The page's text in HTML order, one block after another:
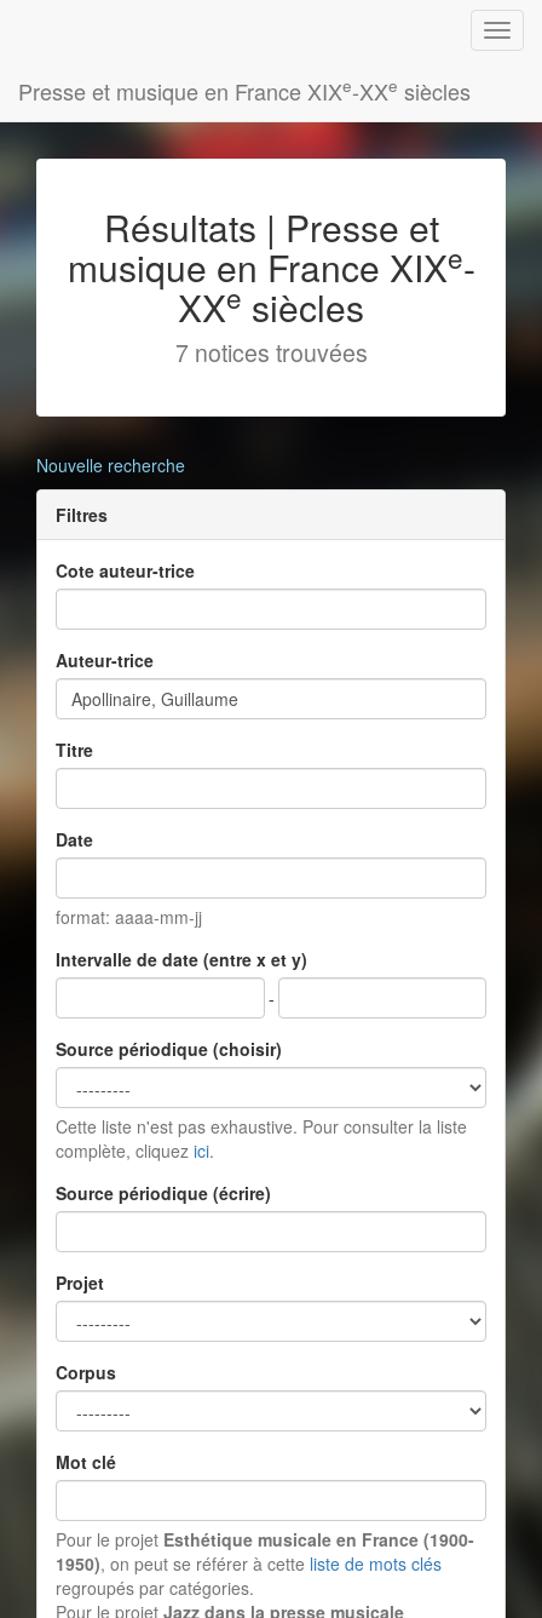
Presse et musique en France XIXe-XXe siècles
Résultats | Presse et
musique en France XIXe-
XXe siècles
7 notices trouvées
Nouvelle recherche
Filtres
Cote auteur-trice
Auteur-trice
Titre
Date
format: aaaa-mm-jj
Intervalle de date (entre x et y)
-
Source périodique (choisir)
Cette liste n'est pas exhaustive. Pour consulter la liste
complète, cliquez ici.
Source périodique (écrire)
Projet
Corpus
Mot clé
Pour le projet Esthétique musicale en France (1900-
1950), on peut se référer à cette liste de mots clés
regroupés par catégories.
Pour le projet Jazz dans la presse musicale